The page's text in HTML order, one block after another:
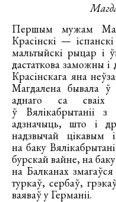
Першым мужам
Красінскі —
мальтыйскі рыцар і
дастаткова заможны
Красінскага яна
Магдалена бывала ў
аднаго са сваіх
ў Вялікабрытаніі з
адзначыць, што і
надзвычай цікавым
на баку
бурскай вайне, на
на Балканах
туркаў, сербаў,
ваяваў у Германіі.